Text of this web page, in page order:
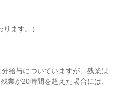
ます。）
給与についていますが、残業は
業が20時間を超えた場合には、